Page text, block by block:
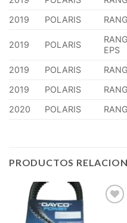
2019
POLARIS
2019 POLARIS
EPS
2019 POLARIS
2019
POLARIS
2020
POLARIS
PRODUCTOS